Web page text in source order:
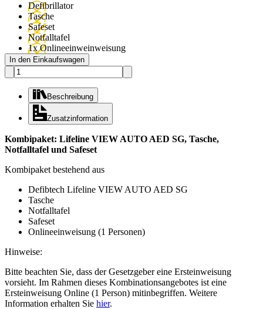
Defibrillator
Tasche
Safeset
Notfalltafel
1x Onlineeinweinweisung
In den Einkaufswagen
Beschreibung
Zusatzinformation
Kombipaket: Lifeline VIEW AUTO AED SG, Tasche,
Notfalltafel und Safeset
Kombipaket bestehend aus
Defibtech Lifeline VIEW AUTO AED SG
Tasche
Notfalltafel
Safeset
Onlineeinweisung (1 Personen)
Hinweise:
Bitte beachten Sie, dass der Gesetzgeber eine Ersteinweisung
vorsieht. Im Rahmen dieses Kombinationsangebotes ist eine
Ersteinweisung Online (1 Person) mitinbegriffen. Weitere
Information erhalten Sie hier.